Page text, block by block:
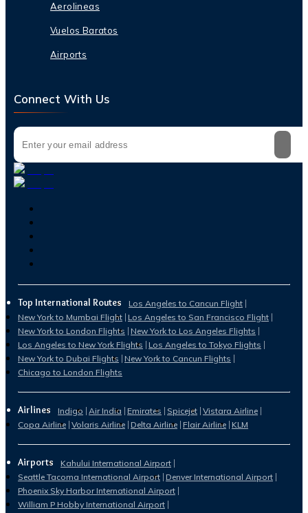
Aerolineas
Vuelos Baratos
Airports
Connect With Us
Top International Routes
Los Angeles to Cancun Flight
New York to Mumbai Flight Los Angeles to San Francisco Flight
New York to London Flights New York to Los Angeles Flights
Los Angeles to New York Flights Los Angeles to Tokyo Flights
New York to Dubai Flights New York to Cancun Flights
Chicago to London Flights
Airlines Indigo Air India Emirates Spicejet Vistara Airline
Copa Airline Volaris Airline Delta Airline Flair Airline KLM
Airports
Kahului International Airport
Seattle Tacoma International Airport Denver International Airport
Phoenix Sky Harbor International Airport
William P Hobby International Airport